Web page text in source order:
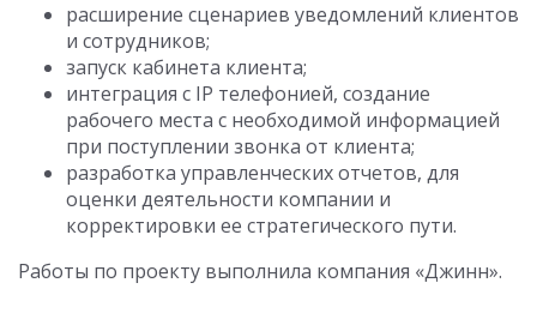
расширение сценариев уведомлений клиентов
и сотрудников;
запуск кабинета клиента;
интеграция с IP телефонией, создание
рабочего места с необходимой информацией
при поступлении звонка от клиента;
разработка управленческих отчетов, для
оценки деятельности компании и
корректировки ее стратегического пути.
Работы по проекту выполнила компания «Джинн».